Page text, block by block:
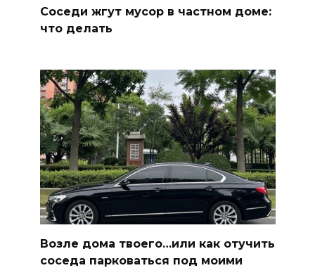
Соседи жгут мусор в частном доме:
что делать
Возле дома твоего…или как отучить
соседа парковаться под моими